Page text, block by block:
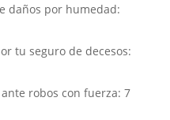
daños por humedad:
tu seguro de decesos:
robos con fuerza: 7